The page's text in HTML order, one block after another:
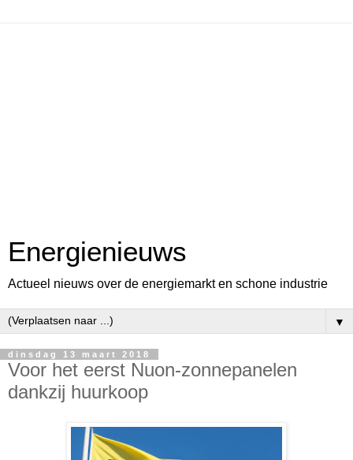
Energienieuws
Actueel nieuws over de energiemarkt en schone industrie
▼
dinsdag 13 maart 2018
Voor het eerst Nuon-zonnepanelen
dankzij huurkoop